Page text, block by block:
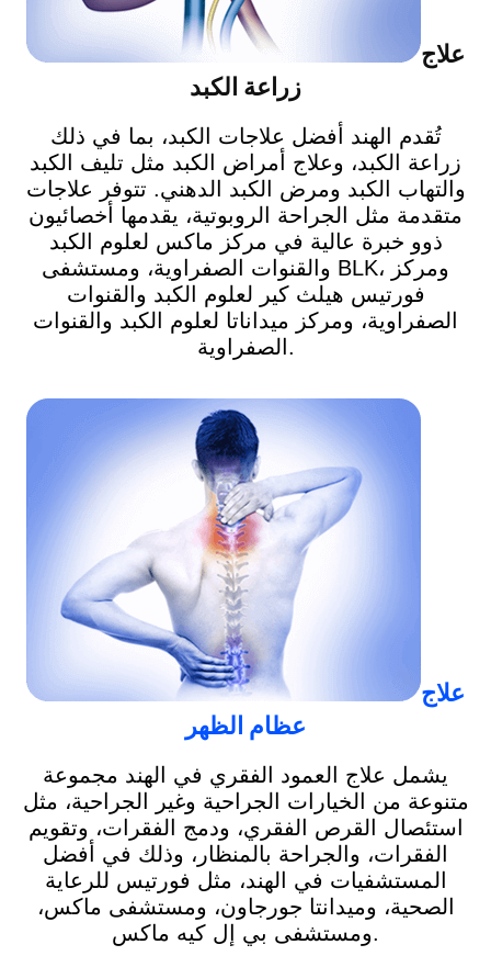
علاج
زراعة الكبد
تُقدم الهند أفضل علاجات الكبد، بما في ذلك
زراعة الكبد، وعلاج أمراض الكبد مثل تليف الكبد
والتهاب الكبد ومرض الكبد الدهني. تتوفر علاجات
متقدمة مثل الجراحة الروبوتية، يقدمها أخصائيون
ذوو خبرة عالية في مركز ماكس لعلوم الكبد
والقنوات الصفراوية، ومستشفى BLK، ومركز
فورتيس هيلث كير لعلوم الكبد والقنوات
الصفراوية، ومركز ميداناتا لعلوم الكبد والقنوات
الصفراوية.
علاج
عظام الظهر
يشمل علاج العمود الفقري في الهند مجموعة
متنوعة من الخيارات الجراحية وغير الجراحية، مثل
استئصال القرص الفقري، ودمج الفقرات، وتقويم
الفقرات، والجراحة بالمنظار، وذلك في أفضل
المستشفيات في الهند، مثل فورتيس للرعاية
الصحية، وميدانتا جورجاون، ومستشفى ماكس،
ومستشفى بي إل كيه ماكس.